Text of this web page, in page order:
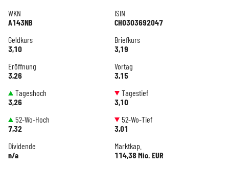
WKN
A143NB
ISIN
CH0303692047
Geldkurs
3,10
Briefkurs
3,19
Eröffnung
3,26
Vortag
3,15
Tageshoch
3,26
Tagestief
3,10
52-Wo-Hoch
7,32
52-Wo-Tief
3,01
Dividende
n/a
Marktkap.
114,38 Mio. EUR